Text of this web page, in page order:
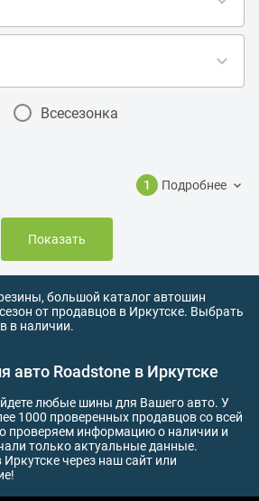
Всесезонка
1 Подробнее
Показать
большой каталог автошин
от продавцов в Иркутске. Выбрать
в наличии.
авто Roadstone в Иркутске
любые шины для Вашего авто. У
1000 проверенных продавцов со всей
проверяем информацию о наличии и
только актуальные данные.
через наш сайт или